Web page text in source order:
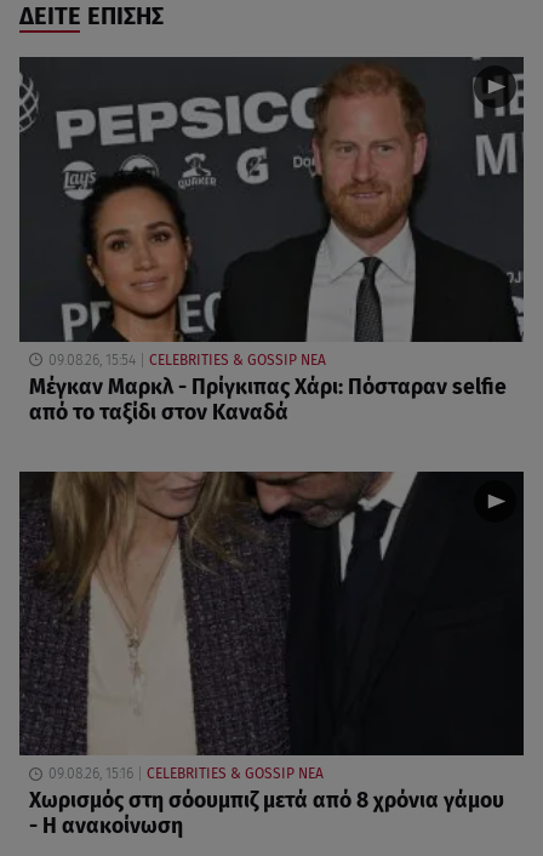
ΔΕΙΤΕ ΕΠΙΣΗΣ
09.08.26, 15:54 CELEBRITIES & GOSSIP ΝΕΑ
Μέγκαν Μαρκλ - Πρίγκιπας Χάρι: Πόσταραν selfie
από το ταξίδι στον Καναδά
09.08.26, 15:16 CELEBRITIES & GOSSIP ΝΕΑ
Χωρισμός στη σόουμπιζ μετά από 8 χρόνια γάμου
- Η ανακοίνωση